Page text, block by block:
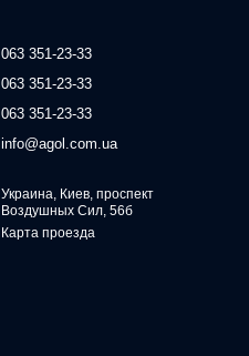
063 351-23-33
063 351-23-33
063 351-23-33
info@agol.com.ua
Украина, Киев, проспект
Воздушных Сил, 56б
Карта проезда